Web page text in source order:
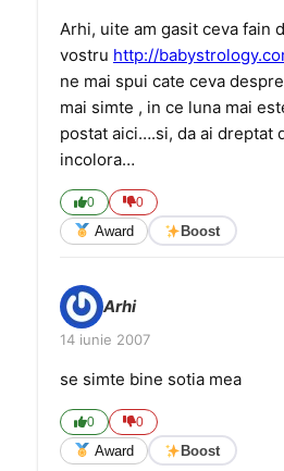
Arhi, uite am gasit ceva fain
vostru http://
ne mai spui cate ceva
mai simte , in ce luna mai
postat aici….si, da ai dreptat
incolora…
0 0
Award Boost
Arhi
14 iunie 2007
se simte bine sotia mea
0 0
Award Boost